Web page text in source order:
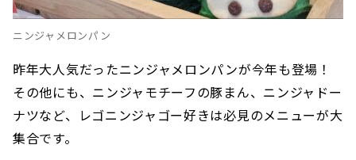
ニンジャメロンパン
昨年大人気だったニンジャメロンパンが今年も登場！
その他にも、ニンジャモチーフの豚まん、ニンジャドー
ナツなど、レゴニンジャゴー好きは必見のメニューが大
集合です。